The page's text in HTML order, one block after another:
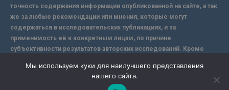
точность содержания информации опубликованной на сайте, а так
же за любые рекомендации или мнения, которые могут
содержаться в исследовательских публикациях, и за
применимость её к конкретным лицам, по причине
субъективности результатов авторских исследований. Кроме
надежной защиты информации, Сайт не несет ответственности за
Мы используем куки для наилучшего представления
нашего сайта.